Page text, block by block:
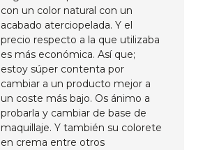
con un color natural con un
acabado aterciopelada. Y el
precio respecto a la que utilizaba
es más económica. Así que;
estoy súper contenta por
cambiar a un producto mejor a
un coste más bajo. Os ánimo a
probarla y cambiar de base de
maquillaje. Y también su colorete
en crema entre otros